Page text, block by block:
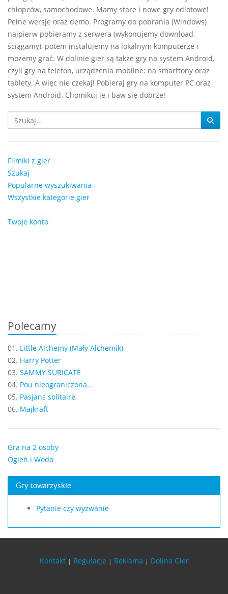
chłopców, samochodowe. Mamy stare i nowe gry odlotowe!
Pełne wersje oraz demo. Programy do pobrania (Windows)
najpierw pobieramy z serwera (wykonujemy download,
ściągamy), potem instalujemy na lokalnym komputerze i
możemy grać. W dolinie gier są także gry na system Android,
czyli gry na telefon, urządzenia mobilne: na smarftony oraz
tablety. A więc nie czekaj! Pobieraj gry na komputer PC oraz
system Android. Chomikuj je i baw się dobrze!
Filmiki z gier
Szukaj
Popularne wyszukiwania
Wszystkie kategorie gier
Twoje konto
Polecamy
01. Little Alchemy (Mały Alchemik)
02. Harry Potter
03. SAMMY SURICATE
04. Pou nieograniczona...
05. Pasjans solitaire
06. Majkraft
Gra na 2 osoby
Ogień i Woda
Gry towarzyskie
Pytanie czy wyzwanie
Kontakt | Regulacje | Reklama | Dolina Gier